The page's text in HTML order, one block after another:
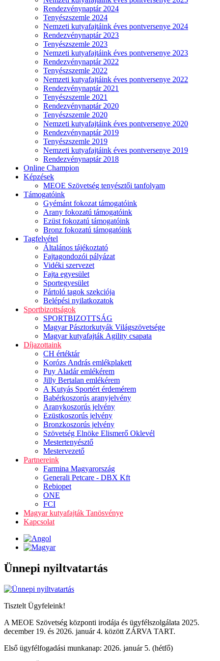
Rendezvénynaptár 2024
Tenyészszemle 2024
Nemzeti kutyafajtáink éves pontversenye 2024
Rendezvénynaptár 2023
Tenyészszemle 2023
Nemzeti kutyafajtáink éves pontversenye 2023
Rendezvénynaptár 2022
Tenyészszemle 2022
Nemzeti kutyafajtáink éves pontversenye 2022
Rendezvénynaptár 2021
Tenyészszemle 2021
Rendezvénynaptár 2020
Tenyészszemle 2020
Nemzeti kutyafajtáink éves pontversenye 2020
Rendezvénynaptár 2019
Tenyészszemle 2019
Nemzeti kutyafajtáink éves pontversenye 2019
Rendezvénynaptár 2018
Online Champion
Képzések
MEOE Szövetség tenyésztői tanfolyam
Támogatóink
Gyémánt fokozat támogatóink
Arany fokozatú támogatóink
Ezüst fokozatú támogatóink
Bronz fokozatú támogatóink
Tagfelvétel
Általános tájékoztató
Fajtagondozói pályázat
Vidéki szervezet
Fajta egyesület
Sportegyesület
Pártoló tagok szekciója
Belépési nyilatkozatok
Sportbizottságok
SPORTBIZOTTSÁG
Magyar Pásztorkutyák Világszövetsége
Magyar kutyafajták Agility csapata
Díjazottaink
CH értéktár
Korózs András emlékplakett
Puy Aladár emlékérem
Jilly Bertalan emlékérem
A Kutyás Sportért érdemérem
Babérkoszorús aranyjelvény
Aranykoszorús jelvény
Ezüstkoszorús jelvény
Bronzkoszorús jelvény
Szövetség Elnöke Elismerő Oklevél
Mestertenyésztő
Mestervezető
Partnereink
Farmina Magyarország
Generali Petcare - DBX Kft
Rebiopet
ONE
FCI
Magyar kutyafajták Tanösvénye
Kapcsolat
Ünnepi nyiltvatartás
Tisztelt Ügyfeleink!
A MEOE Szövetség központi irodája és ügyfélszolgálata 2025.
december 19. és 2026. január 4. között ZÁRVA TART.
Első ügyfélfogadási munkanap: 2026. január 5. (hétfő)